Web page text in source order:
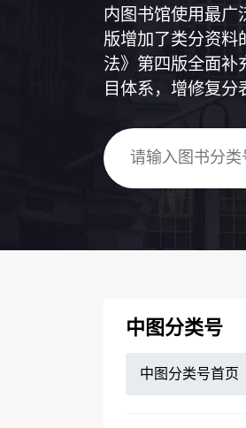
内图书馆使用最广
版增加了类分资料
法》第四版全面补
目体系，增修复分
中图分类号
中图分类号首页